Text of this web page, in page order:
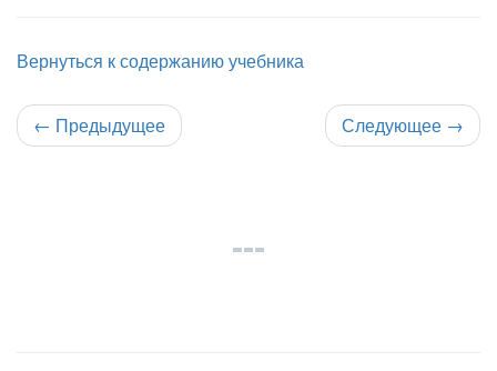
Вернуться к содержанию учебника
← Предыдущее Следующее →